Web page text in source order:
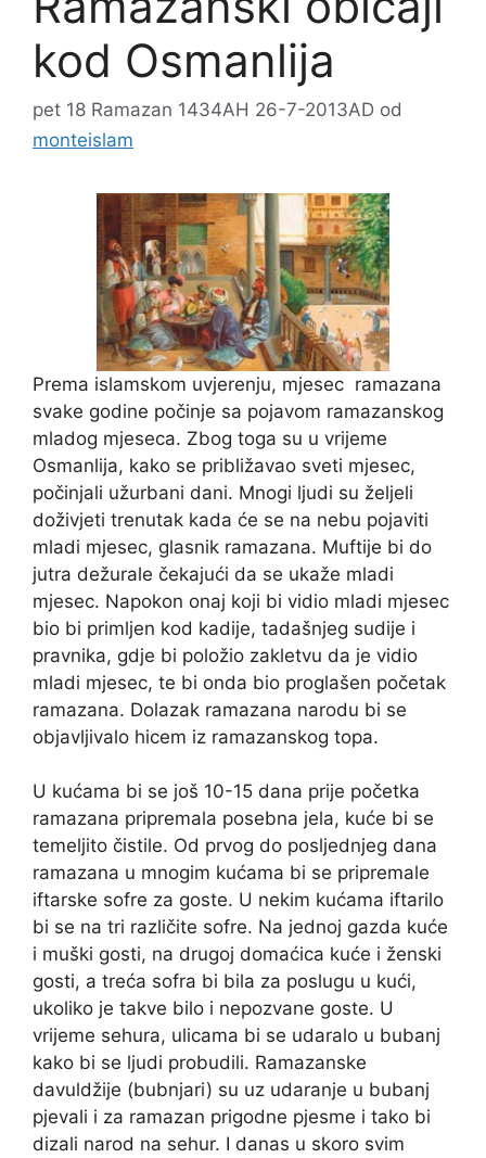
kod Osmanlija
pet 18 Ramazan 1434AH 26-7-2013AD od
monteislam
Prema islamskom uvjerenju, mjesec ramazana
svake godine počinje sa pojavom ramazanskog
mladog mjeseca. Zbog toga su u vrijeme
Osmanlija, kako se približavao sveti mjesec,
počinjali užurbani dani. Mnogi ljudi su željeli
doživjeti trenutak kada će se na nebu pojaviti
mladi mjesec, glasnik ramazana. Muftije bi do
jutra dežurale čekajući da se ukaže mladi
mjesec. Napokon onaj koji bi vidio mladi mjesec
bio bi primljen kod kadije, tadašnjeg sudije i
pravnika, gdje bi položio zakletvu da je vidio
mladi mjesec, te bi onda bio proglašen početak
ramazana. Dolazak ramazana narodu bi se
objavljivalo hicem iz ramazanskog topa.
U kućama bi se još 10-15 dana prije početka
ramazana pripremala posebna jela, kuće bi se
temeljito čistile. Od prvog do posljednjeg dana
ramazana u mnogim kućama bi se pripremale
iftarske sofre za goste. U nekim kućama iftarilo
bi se na tri različite sofre. Na jednoj gazda kuće
i muški gosti, na drugoj domaćica kuće i ženski
gosti, a treća sofra bi bila za poslugu u kući,
ukoliko je takve bilo i nepozvane goste. U
vrijeme sehura, ulicama bi se udaralo u bubanj
kako bi se ljudi probudili. Ramazanske
davuldžije (bubnjari) su uz udaranje u bubanj
pjevali i za ramazan prigodne pjesme i tako bi
dizali narod na sehur. I danas u skoro svim